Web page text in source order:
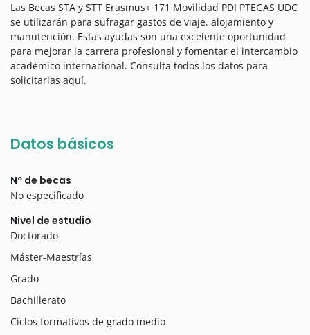
Las Becas STA y STT Erasmus+ 171 Movilidad PDI PTEGAS UDC
se utilizarán para sufragar gastos de viaje, alojamiento y
manutención. Estas ayudas son una excelente oportunidad
para mejorar la carrera profesional y fomentar el intercambio
académico internacional. Consulta todos los datos para
solicitarlas aquí.
Datos básicos
Nº de becas
No especificado
Nivel de estudio
Doctorado
Máster-Maestrías
Grado
Bachillerato
Ciclos formativos de grado medio